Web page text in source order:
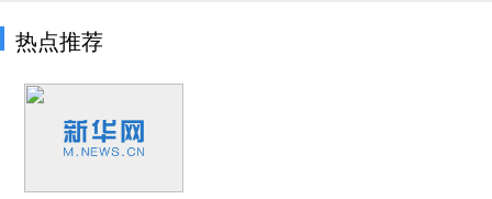
热点推荐